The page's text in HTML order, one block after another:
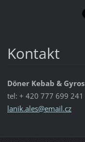
Kontakt
Döner Kebab & Gyros
tel: + 420 777 699 241
lanik.ales@email.cz